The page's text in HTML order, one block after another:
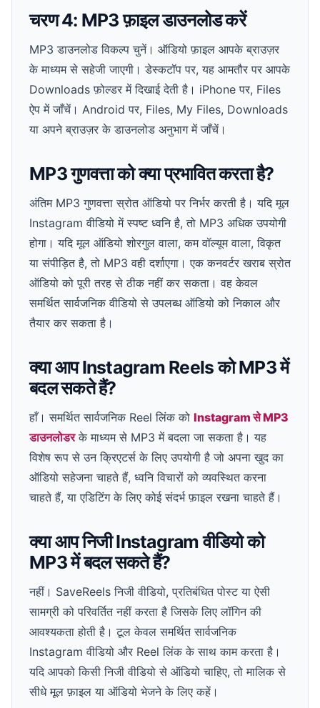
चरण 4: MP3 फ़ाइल डाउनलोड करें
MP3 डाउनलोड विकल्प चुनें। ऑडियो फ़ाइल आपके ब्राउज़र
के माध्यम से सहेजी जाएगी। डेस्कटॉप पर, यह आमतौर पर आपके
Downloads फ़ोल्डर में दिखाई देती है। iPhone पर, Files
ऐप में जाँचें। Android पर, Files, My Files, Downloads
या अपने ब्राउज़र के डाउनलोड अनुभाग में जाँचें।
MP3 गुणवत्ता को क्या प्रभावित करता है?
अंतिम MP3 गुणवत्ता स्रोत ऑडियो पर निर्भर करती है। यदि मूल
Instagram वीडियो में स्पष्ट ध्वनि है, तो MP3 अधिक उपयोगी
होगा। यदि मूल ऑडियो शोरगुल वाला, कम वॉल्यूम वाला, विकृत
या संपीड़ित है, तो MP3 वही दर्शाएगा। एक कनवर्टर खराब स्रोत
ऑडियो को पूरी तरह से ठीक नहीं कर सकता। वह केवल
समर्थित सार्वजनिक वीडियो से उपलब्ध ऑडियो को निकाल और
तैयार कर सकता है।
क्या आप Instagram Reels को MP3 में
बदल सकते हैं?
हाँ। समर्थित सार्वजनिक Reel लिंक को Instagram से MP3
डाउनलोडरके माध्यम से MP3 में बदला जा सकता है। यह
विशेष रूप से उन क्रिएटर्स के लिए उपयोगी है जो अपना खुद का
ऑडियो सहेजना चाहते हैं, ध्वनि विचारों को व्यवस्थित करना
चाहते हैं, या एडिटिंग के लिए कोई संदर्भ फ़ाइल रखना चाहते हैं।
क्या आप निजी Instagram वीडियो को
MP3 में बदल सकते हैं?
नहीं। SaveReels निजी वीडियो, प्रतिबंधित पोस्ट या ऐसी
सामग्री को परिवर्तित नहीं करता है जिसके लिए लॉगिन की
आवश्यकता होती है। टूल केवल समर्थित सार्वजनिक
Instagram वीडियो और Reel लिंक के साथ काम करता है।
यदि आपको किसी निजी वीडियो से ऑडियो चाहिए, तो मालिक से
सीधे मूल फ़ाइल या ऑडियो भेजने के लिए कहें।